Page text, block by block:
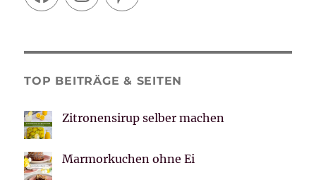
TOP BEITRÄGE & SEITEN
Zitronensirup selber machen
Marmorkuchen ohne Ei